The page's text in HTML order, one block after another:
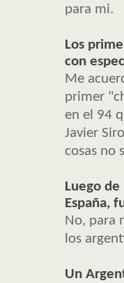
para mi.
Los
con
Me
primer
en el 94
Javier
cosas no
Luego
España,
No, para
los
Un